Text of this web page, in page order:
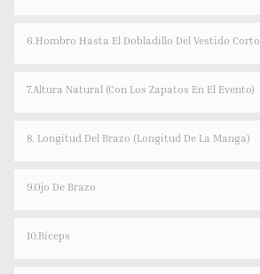
6.Hombro Hasta El Dobladillo Del Vestido Corto
7.Altura Natural (con Los Zapatos En El Evento)
8. Longitud Del Brazo (longitud De La Manga)
9.Ojo De Brazo
10.bíceps